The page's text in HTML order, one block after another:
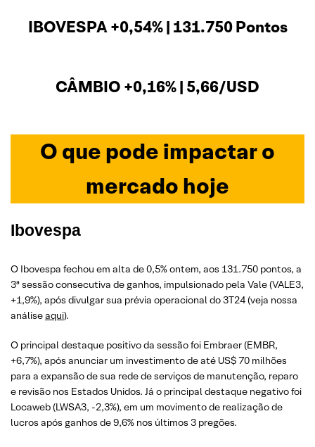
IBOVESPA +0,54% | 131.750 Pontos
CÂMBIO +0,16% | 5,66/USD
O que pode impactar o
mercado hoje
Ibovespa
O Ibovespa fechou em alta de 0,5% ontem, aos 131.750 pontos, a
3ª sessão consecutiva de ganhos, impulsionado pela Vale (VALE3,
+1,9%), após divulgar sua prévia operacional do 3T24 (veja nossa
análiseaqui).
O principal destaque positivo da sessão foi Embraer (EMBR,
+6,7%), após anunciar um investimento de até US$ 70 milhões
para a expansão de sua rede de serviços de manutenção, reparo
e revisão nos Estados Unidos. Já o principal destaque negativo foi
Locaweb (LWSA3, -2,3%), em um movimento de realização de
lucros após ganhos de 9,6% nos últimos 3 pregões.